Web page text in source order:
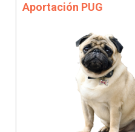
Aportación PUG